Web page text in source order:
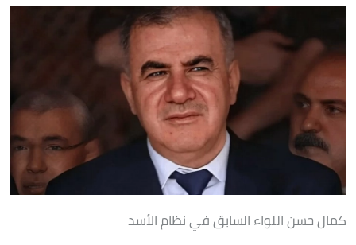
كمال حسن اللواء السابق في نظام الأسد